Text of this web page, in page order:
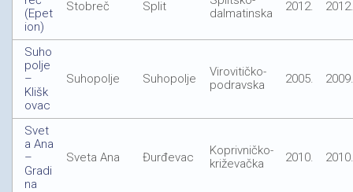
(Epet
ion)
Stobreč Split
dalmatinska
2012. 2012.
Suho
polje
–
Klišk
ovac
Suhopolje Suhopolje
Virovitičko-
podravska
2005. 2009.
Svet
a Ana
–
Gradi
na
Sveta Ana Đurđevac
Koprivničko-
križevačka
2010. 2010.